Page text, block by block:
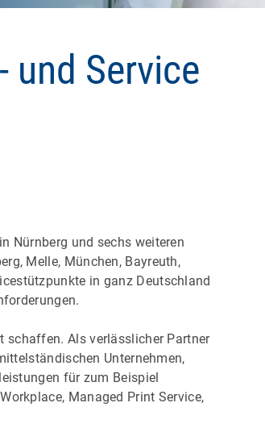
und Service
Nürnberg und sechs weiteren
Melle, München, Bayreuth,
in ganz Deutschland
schaffen. Als verlässlicher Partner
Unternehmen,
für zum Beispiel
Managed Print Service,